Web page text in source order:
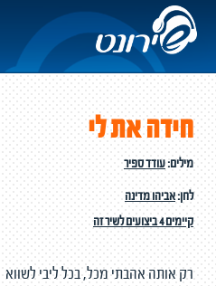
חידה את לי
מילים:עודד ספיר
לחן:אביהו מדינה
קיימים 4 ביצועים לשיר זה
רק אותה אהבתי מכל, בכל ליבי לשווא